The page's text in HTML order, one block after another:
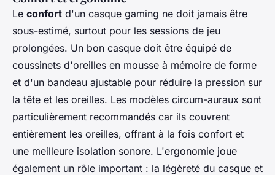
Le confort d'un casque gaming ne doit jamais être
sous-estimé, surtout pour les sessions de jeu
prolongées. Un bon casque doit être équipé de
coussinets d'oreilles en mousse à mémoire de forme
et d'un bandeau ajustable pour réduire la pression sur
la tête et les oreilles. Les modèles circum-auraux sont
particulièrement recommandés car ils couvrent
entièrement les oreilles, offrant à la fois confort et
une meilleure isolation sonore. L'ergonomie joue
également un rôle important : la légèreté du casque et